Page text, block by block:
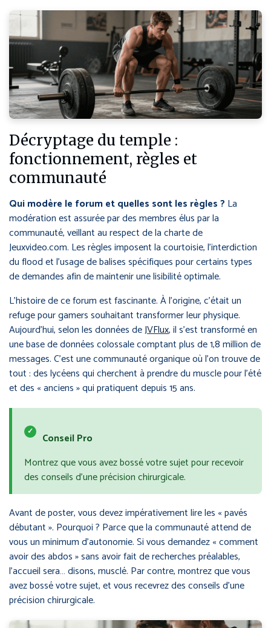
Décryptage du temple :
fonctionnement, règles et
communauté
Qui modère le forum et quelles sont les règles ? La
modération est assurée par des membres élus par la
communauté, veillant au respect de la charte de
Jeuxvideo.com. Les règles imposent la courtoisie, l’interdiction
du flood et l’usage de balises spécifiques pour certains types
de demandes afin de maintenir une lisibilité optimale.
L’histoire de ce forum est fascinante. À l’origine, c’était un
refuge pour gamers souhaitant transformer leur physique.
Aujourd’hui, selon les données deJVFlux, il s’est transformé en
une base de données colossale comptant plus de 1,8 million de
messages. C’est une communauté organique où l’on trouve de
tout : des lycéens qui cherchent à prendre du muscle pour l’été
et des « anciens » qui pratiquent depuis 15 ans.
✓
Conseil Pro
Montrez que vous avez bossé votre sujet pour recevoir
des conseils d’une précision chirurgicale.
Avant de poster, vous devez impérativement lire les « pavés
débutant ». Pourquoi ? Parce que la communauté attend de
vous un minimum d’autonomie. Si vous demandez « comment
avoir des abdos » sans avoir fait de recherches préalables,
l’accueil sera… disons, musclé. Par contre, montrez que vous
avez bossé votre sujet, et vous recevrez des conseils d’une
précision chirurgicale.